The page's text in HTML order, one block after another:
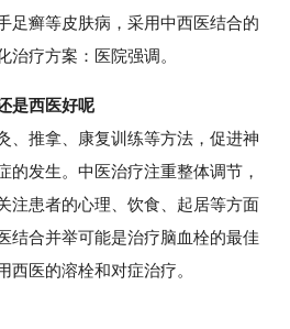
足癣等皮肤病，采用中西医结合的
治疗方案：医院强调。
是西医好呢
推拿、康复训练等方法，促进神
的发生。中医治疗注重整体调节，
注患者的心理、饮食、起居等方面
结合并举可能是治疗脑血栓的最佳
西医的溶栓和对症治疗。